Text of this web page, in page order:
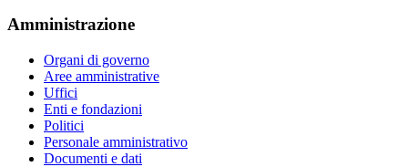
Amministrazione
Organi di governo
Aree amministrative
Uffici
Enti e fondazioni
Politici
Personale amministrativo
Documenti e dati